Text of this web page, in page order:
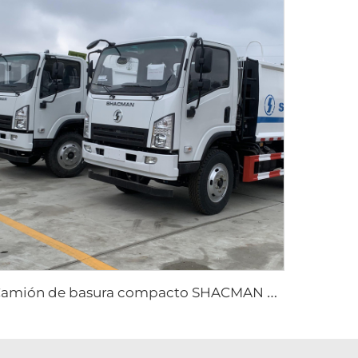
C
amión de basura compacto SHACMAN de 6 CBM